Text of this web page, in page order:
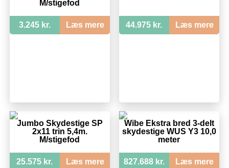
M/stigefod
3.245 kr. Læs mere 44.975 kr. Læs mere
Jumbo Skydestige SP
2x11 trin 5,4m.
M/stigefod
25.575 kr. Læs mere
Wibe Ekstra bred 3-delt
skydestige WUS Y3 10,0
meter
827.688 kr. Læs mere